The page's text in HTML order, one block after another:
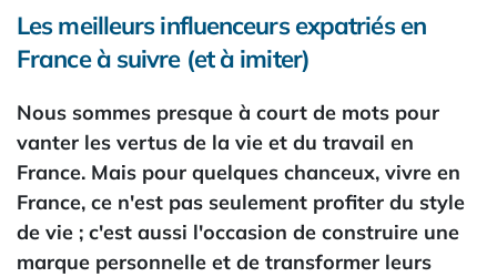
Les meilleurs influenceurs expatriés en
France à suivre (et à imiter)
Nous sommes presque à court de mots pour
vanter les vertus de la vie et du travail en
France. Mais pour quelques chanceux, vivre en
France, ce n'est pas seulement profiter du style
de vie ; c'est aussi l'occasion de construire une
marque personnelle et de transformer leurs